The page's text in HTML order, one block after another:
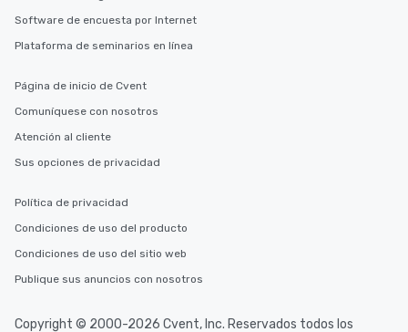
Software de encuesta por Internet
Plataforma de seminarios en línea
Página de inicio de Cvent
Comuníquese con nosotros
Atención al cliente
Sus opciones de privacidad
Política de privacidad
Condiciones de uso del producto
Condiciones de uso del sitio web
Publique sus anuncios con nosotros
Copyright © 2000-2026 Cvent, Inc. Reservados todos los